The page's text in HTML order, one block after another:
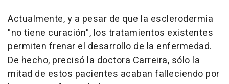
Actualmente, y a pesar de que la esclerodermia
"no tiene curación", los tratamientos existentes
permiten frenar el desarrollo de la enfermedad.
De hecho, precisó la doctora Carreira, sólo la
mitad de estos pacientes acaban falleciendo por